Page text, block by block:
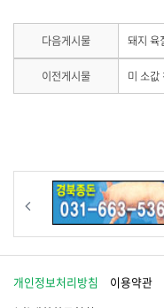
다음게시물
다
음
게
니
다
.
돼지 육
이전게시물
이
전
없
습
니
다
.
미 소
개인정보처리방침
이용약관